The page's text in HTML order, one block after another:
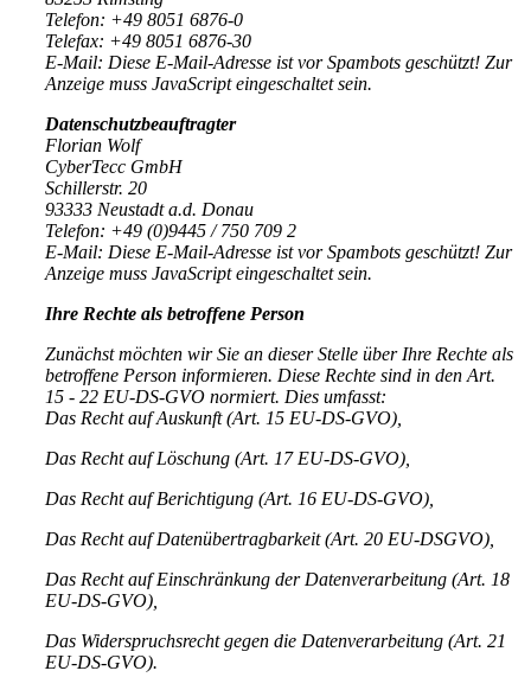
Telefon: +49 8051 6876-0
Telefax: +49 8051 6876-30
E-Mail: Diese E-Mail-Adresse ist vor Spambots geschützt! Zur
Anzeige muss JavaScript eingeschaltet sein.
Datenschutzbeauftragter
Florian Wolf
CyberTecc GmbH
Schillerstr. 20
93333 Neustadt a.d. Donau
Telefon: +49 (0)9445 / 750 709 2
E-Mail: Diese E-Mail-Adresse ist vor Spambots geschützt! Zur
Anzeige muss JavaScript eingeschaltet sein.
Ihre Rechte als betroffene Person
Zunächst möchten wir Sie an dieser Stelle über Ihre Rechte als
betroffene Person informieren. Diese Rechte sind in den Art.
15 - 22 EU-DS-GVO normiert. Dies umfasst:
Das Recht auf Auskunft (Art. 15 EU-DS-GVO),
Das Recht auf Löschung (Art. 17 EU-DS-GVO),
Das Recht auf Berichtigung (Art. 16 EU-DS-GVO),
Das Recht auf Datenübertragbarkeit (Art. 20 EU-DSGVO),
Das Recht auf Einschränkung der Datenverarbeitung (Art. 18
EU-DS-GVO),
Das Widerspruchsrecht gegen die Datenverarbeitung (Art. 21
EU-DS-GVO).